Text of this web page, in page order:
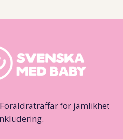
Föräldraträffar för jämlikhet